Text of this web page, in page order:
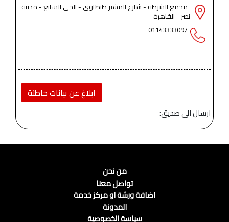
مجمع الشرطة - شارع المشير طنطاوى - الحى السابع - مدينة
نصر - القاهرة
01143333097
ابلاغ عن بيانات خاطئة
ارسال الى صديق:
من نحن
تواصل معنا
اضافة ورشة او مركز خدمة
المدونة
سياسة الخصوصية